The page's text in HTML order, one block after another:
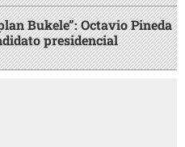
Bukele”: Octavio Pineda
presidencial